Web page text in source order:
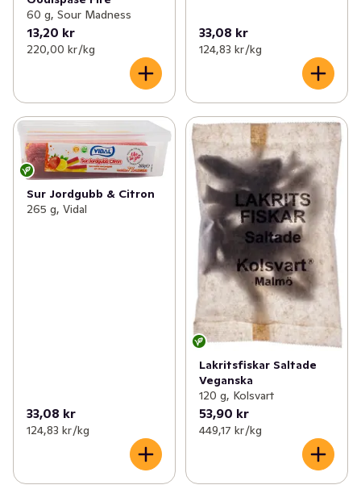
60 g, Sour Madness
13,20 kr
220,00 kr /kg
33,08 kr
124,83 kr /kg
Sur Jordgubb & Citron
265 g, Vidal
33,08 kr
124,83 kr /kg
Lakritsfiskar Saltade
Veganska
120 g, Kolsvart
53,90 kr
449,17 kr /kg